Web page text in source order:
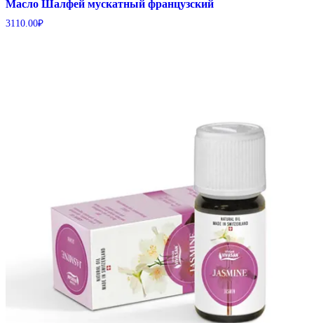
Масло Шалфей мускатный французский
3110.00₽